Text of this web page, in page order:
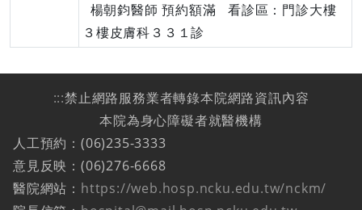
楊朝鈞醫師 預約額滿 看診區：門診大樓
３樓皮膚科３３１診
:::禁止網路服務業者轉錄本院網路資訊內容
本院為身心障礙者就醫機構
人工預約：(06)235-3333
意見反映：(06)276-6668
醫院網站： https://web.hosp.ncku.edu.tw/nckm/